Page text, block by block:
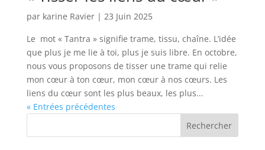
par karine Ravier| 23 Juin 2025
Le mot « Tantra » signifie trame, tissu, chaîne. L’idée
que plus je me lie à toi, plus je suis libre. En octobre,
nous vous proposons de tisser une trame qui relie
mon cœur à ton cœur, mon cœur à nos cœurs. Les
liens du cœur sont les plus beaux, les plus...
« Entrées précédentes
Rechercher